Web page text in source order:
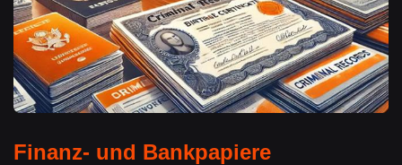
Finanz- und Bankpapiere